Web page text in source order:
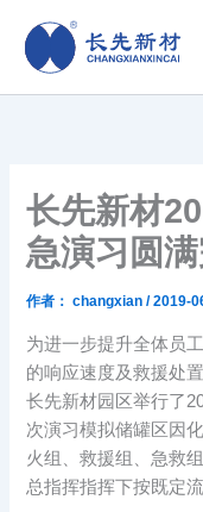
容
长先新材
急演习圆
作者： changxian/2019-
为进一步提升全体员
的响应速度及救援处
长先新材园区举行了
次演习模拟储罐区因
火组、救援组、急救
总指挥指挥下按既定